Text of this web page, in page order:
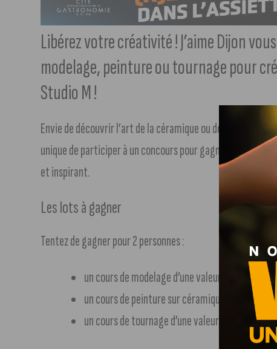
Libérez votre créativité ! J’aime Dijon
modelage, peinture ou tournage pour
Studio M !
Envie de découvrir l’art de la céramique ou de
unique de participer à un concours pour gagner des cours
et inspirant.
Les lots à gagner
Tentez de gagner pour 2 personnes :
un cours de modelage d’une valeur de 55 € (2h30)
un cours de peinture sur céramique d’une valeur
un cours de tournage d’une valeur de 65 €